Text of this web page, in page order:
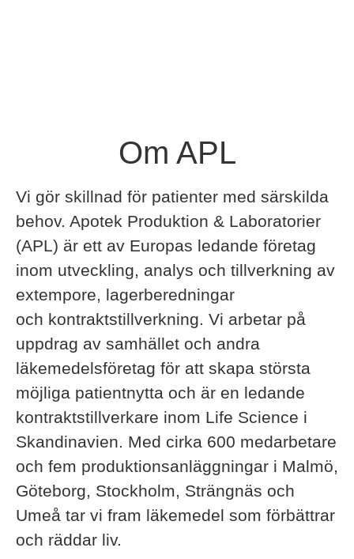
Om APL
Vi gör skillnad för patienter med särskilda
behov. Apotek Produktion & Laboratorier
(APL) är ett av Europas ledande företag
inom utveckling, analys och tillverkning av
extempore, lagerberedningar
och kontraktstillverkning. Vi arbetar på
uppdrag av samhället och andra
läkemedelsföretag för att skapa största
möjliga patientnytta och är en ledande
kontraktstillverkare inom Life Science i
Skandinavien. Med cirka 600 medarbetare
och fem produktionsanläggningar i Malmö,
Göteborg, Stockholm, Strängnäs och
Umeå tar vi fram läkemedel som förbättrar
och räddar liv.